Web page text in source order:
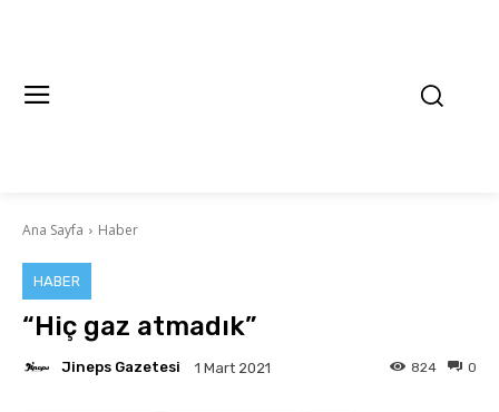
Ana Sayfa Haber
HABER
“Hiç gaz atmadık”
Jineps Gazetesi 1 Mart 2021 0
824